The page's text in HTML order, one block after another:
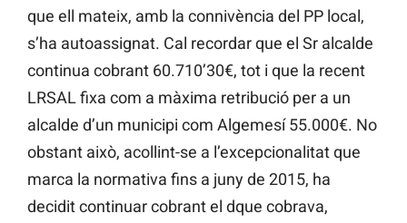
que ell mateix, amb la connivència del PP local,
s’ha autoassignat. Cal recordar que el Sr alcalde
continua cobrant 60.710’30€, tot i que la recent
LRSAL fixa com a màxima retribució per a un
alcalde d’un municipi com Algemesí 55.000€. No
obstant això, acollint-se a l’excepcionalitat que
marca la normativa fins a juny de 2015, ha
decidit continuar cobrant el dque cobrava,